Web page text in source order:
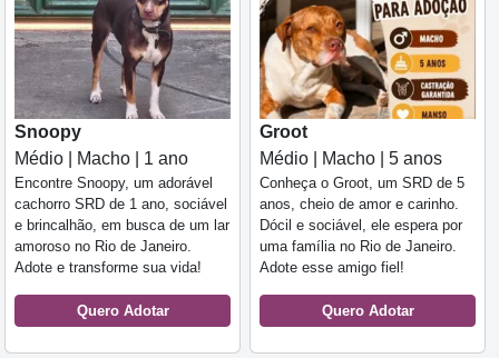
Snoopy
Médio | Macho | 1 ano
Encontre Snoopy, um adorável
cachorro SRD de 1 ano, sociável
e brincalhão, em busca de um lar
amoroso no Rio de Janeiro.
Adote e transforme sua vida!
Quero Adotar
Groot
Médio | Macho | 5 anos
Conheça o Groot, um SRD de 5
anos, cheio de amor e carinho.
Dócil e sociável, ele espera por
uma família no Rio de Janeiro.
Adote esse amigo fiel!
Quero Adotar